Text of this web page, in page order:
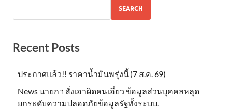
SEARCH
Recent Posts
ประกาศแล้ว!! ราคาน้ำมันพรุ่งนี้ (7 ส.ค. 69)
News นายกฯ สั่งเอาผิดคนเอี่ยว ข้อมูลส่วนบุคคลหลุด
ยกระดับความปลอดภัยข้อมูลรัฐทั้งระบบ.